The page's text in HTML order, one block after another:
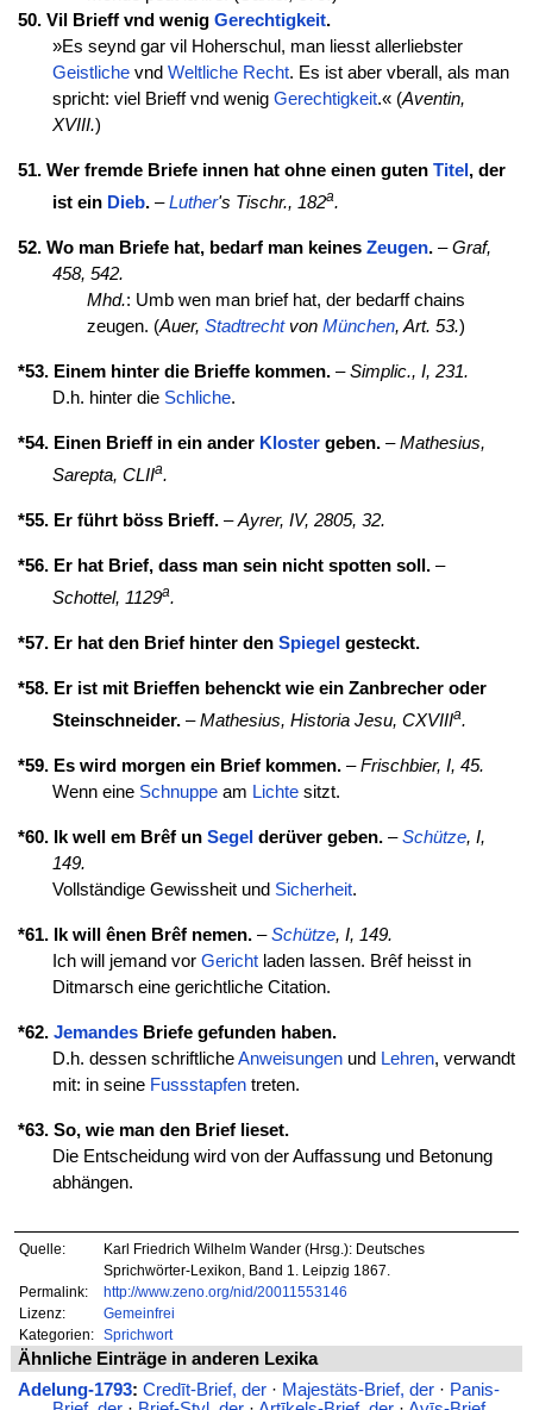
50. Vil Brieff vnd wenig Gerechtigkeit.
»Es seynd gar vil Hoherschul, man liesst allerliebster
Geistlichevnd Weltliche Recht. Es ist aber vberall, als man
spricht: viel Brieff vnd wenig Gerechtigkeit.« (Aventin,
XVIII.)
51. Wer fremde Briefe innen hat ohne einen guten Titel , der
ist ein Dieb.–Luther's Tischr., 182a.
52. Wo man Briefe hat, bedarf man keines Zeugen.–Graf,
458, 542.
Mhd.: Umb wen man brief hat, der bedarff chains
zeugen. (Auer,StadtrechtvonMünchen, Art. 53.)
*53. Einem hinter die Brieffe kommen.–Simplic., I, 231.
D.h. hinter die Schliche.
*54. Einen Brieff in ein ander Klostergeben.–Mathesius,
Sarepta, CLIIa.
*55. Er führt böss Brieff.–Ayrer, IV, 2805, 32.
*56. Er hat Brief, dass man sein nicht spotten soll.–
Schottel, 1129a.
*57. Er hat den Brief hinter den Spiegel gesteckt.
*58. Er ist mit Brieffen behenckt wie ein Zanbrecher oder
Steinschneider.–Mathesius, Historia Jesu, CXVIIIa.
*59. Es wird morgen ein Brief kommen.–Frischbier, I, 45.
Wenn eine Schnuppeam Lichtesitzt.
*60. Ik well em Brêf un Segelderüver geben.– Schütze, I,
149.
Vollständige Gewissheit und Sicherheit.
*61. Ik will ênen Brêf nemen.–Schütze, I, 149.
Ich will jemand vor Gerichtladen lassen. Brêf heisst in
Ditmarsch eine gerichtliche Citation.
*62. JemandesBriefe gefunden haben.
D.h. dessen schriftlicheAnweisungenund Lehren, verwandt
mit: in seine Fussstapfentreten.
*63. So, wie man den Brief lieset.
Die Entscheidung wird von der Auffassung und Betonung
abhängen.
Quelle:
Karl Friedrich Wilhelm Wander (Hrsg.): Deutsches
Sprichwörter-Lexikon, Band 1. Leipzig 1867.
Permalink:
http://www.zeno.org/nid/20011553146
Lizenz:
Gemeinfrei
Kategorien:
Sprichwort
Ähnliche Einträge in anderen Lexika
Adelung-1793: Credīt-Brief, der· Majestäts-Brief, der· Panis-